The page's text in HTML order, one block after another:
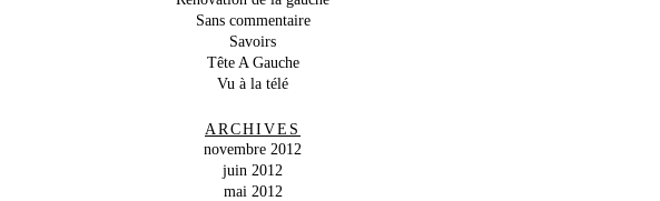
Sans commentaire
Savoirs
Tête A Gauche
Vu à la télé
ARCHIVES
novembre 2012
juin 2012
mai 2012